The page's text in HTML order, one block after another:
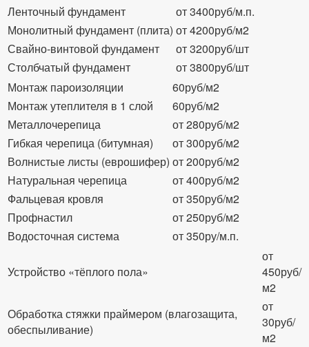
Ленточный фундамент
от 3400руб/м.п.
Монолитный фундамент (плита) от 4200руб/м2
Свайно-винтовой фундамент
от 3200руб/шт
Столбчатый фундамент
от 3800руб/шт
Монтаж пароизоляции
60руб/м2
Монтаж утеплителя в 1 слой
60руб/м2
Металлочерепица
от 280руб/м2
Гибкая черепица (битумная)
от 300руб/м2
Волнистые листы (еврошифер) от 200руб/м2
Натуральная черепица
от 400руб/м2
Фальцевая кровля
от 350руб/м2
Профнастил
от 250руб/м2
Водосточная система
от 350ру/м.п.
Устройство «тёплого пола»
от
450руб/
м2
Обработка стяжки праймером (влагозащита,
обеспыливание)
от
30руб/
м2